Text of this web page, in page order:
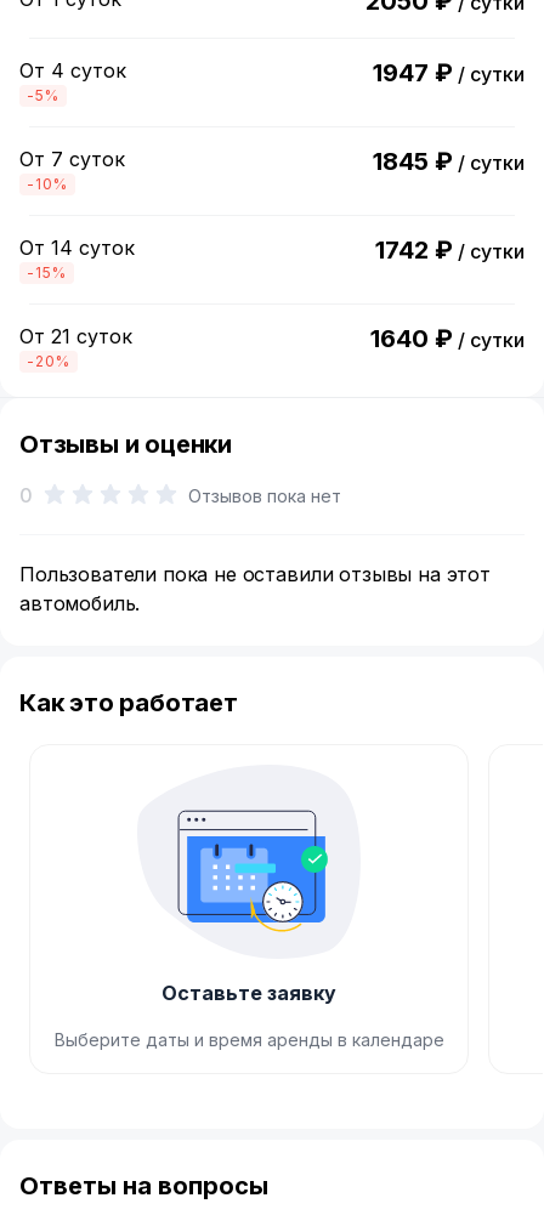
От 4 суток
-5%
1947 ₽ / сутки
От 7 суток
-10%
1845 ₽ / сутки
От 14 суток
-15%
1742 ₽ / сутки
От 21 суток
-20%
1640 ₽ / сутки
Отзывы и оценки
0 Отзывов пока нет
Пользователи пока не оставили отзывы на этот
автомобиль.
Как это работает
Оставьте заявку
Выберите даты и время аренды в календаре
of
4
Ответы на вопросы